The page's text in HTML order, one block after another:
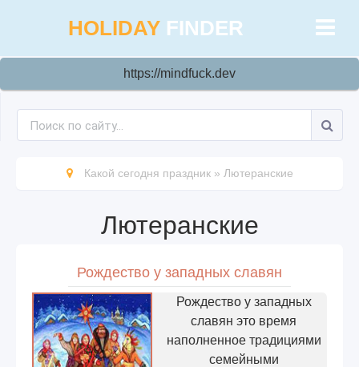
HOLIDAY FINDER
https://mindfuck.dev
Какой сегодня праздник » Лютеранские
Лютеранские
Рождество у западных славян
Рождество у западных
славян это время
наполненное традициями
семейными